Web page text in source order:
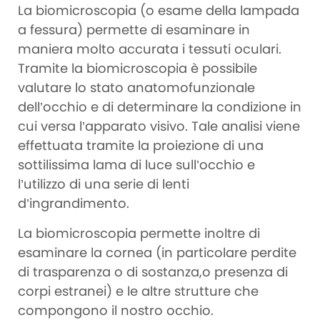
La biomicroscopia (o esame della lampada
a fessura) permette di esaminare in
maniera molto accurata i tessuti oculari.
Tramite la biomicroscopia è possibile
valutare lo stato anatomofunzionale
dell’occhio e di determinare la condizione in
cui versa l’apparato visivo. Tale analisi viene
effettuata tramite la proiezione di una
sottilissima lama di luce sull’occhio e
l’utilizzo di una serie di lenti
d’ingrandimento.
La biomicroscopia permette inoltre di
esaminare la cornea (in particolare perdite
di trasparenza o di sostanza,o presenza di
corpi estranei) e le altre strutture che
compongono il nostro occhio.